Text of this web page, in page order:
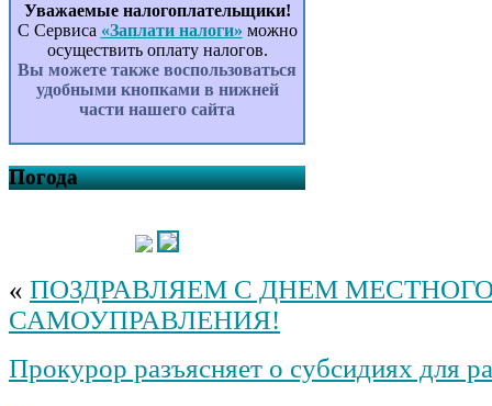
Уважаемые налогоплательщики!
С Сервиса «Заплати налоги» можно
осуществить оплату налогов.
Вы можете также воспользоваться
удобными кнопками в нижней
части нашего сайта
Погода
« ПОЗДРАВЛЯЕМ С ДНЕМ
САМОУПРАВЛЕНИЯ!
Прокурор разъясняет о субсидиях для